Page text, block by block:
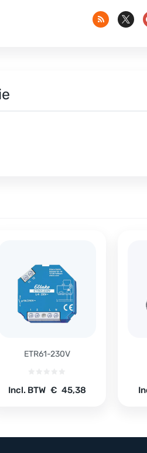
ETR61-230V
€ 45,38
Incl. BTW